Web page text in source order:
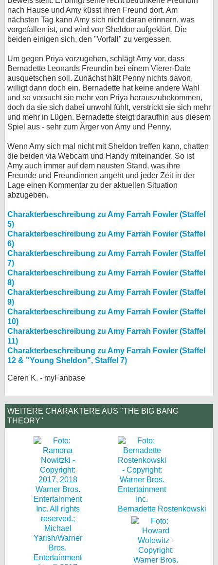
nach Hause und Amy küsst ihren Freund dort. Am
nächsten Tag kann Amy sich nicht daran erinnern, was
vorgefallen ist, und wird von Sheldon aufgeklärt. Die
beiden einigen sich, den "Vorfall" zu vergessen.
Um gegen Priya vorzugehen, schlägt Amy vor, dass
Bernadette Leonards Freundin bei einem Vierer-Date
ausquetschen soll. Zunächst hält Penny nichts davon,
willigt dann doch ein. Bernadette hat keine andere Wahl
und so versucht sie mehr von Priya herauszubekommen,
doch da sie sich dabei unwohl fühlt, verstrickt sie sich mehr
und mehr in Lügen. Bernadette steigt daraufhin aus diesem
Spiel aus - sehr zum Ärger von Amy und Penny.
Wenn Amy sich mal nicht mit Sheldon treffen kann, chatten
die beiden via Webcam und Handy miteinander. So ist
Amy auch immer auf dem neusten Stand, was ihre
Freunde und Freundinnen angeht und jeder Zeit in der
Lage einen Kommentar zu der aktuellen Situation
abzugeben.
Charakterbeschreibung zu Amy Farrah Fowler (Staffel
5)
Charakterbeschreibung zu Amy Farrah Fowler (Staffel
6)
Charakterbeschreibung zu Amy Farrah Fowler (Staffel
7)
Charakterbeschreibung zu Amy Farrah Fowler (Staffel
8)
Charakterbeschreibung zu Amy Farrah Fowler (Staffel
9)
Charakterbeschreibung zu Amy Farrah Fowler (Staffel
10)
Charakterbeschreibung zu Amy Farrah Fowler (Staffel
11)
Charakterbeschreibung zu Amy Farrah Fowler (Staffel
12 & "Young Sheldon", Staffel 7)
Ceren K. - myFanbase
WEITERE CHARAKTERE AUS "THE BIG BANG
THEORY"
Bernadette Rostenkowski